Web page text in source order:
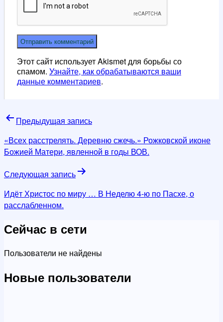
Этот сайт использует Akismet для борьбы со
спамом. Узнайте, как обрабатываются ваши
данные комментариев.
Навигация
по
записям
Предыдущая запись
«Всех расстрелять. Деревню сжечь.» Рожковской иконе
Божией Матери, явленной в годы ВОВ.
Следующая запись
Идёт Христос по миру … В Неделю 4-ю по Пасхе, о
расслабленном.
Сейчас в сети
Пользователи не найдены
Новые пользователи